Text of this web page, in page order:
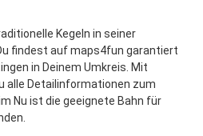
Kegeln in seiner
findest auf maps4fun garantiert
in Deinem Umkreis. Mit
alle Detailinformationen zum
Nu ist die geeignete Bahn für